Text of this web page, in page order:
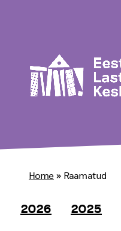
Home » Raamatud
2026 2025